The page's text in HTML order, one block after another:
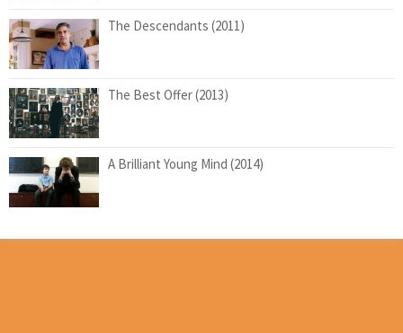
The Descendants (2011)
The Best Offer (2013)
A Brilliant Young Mind (2014)